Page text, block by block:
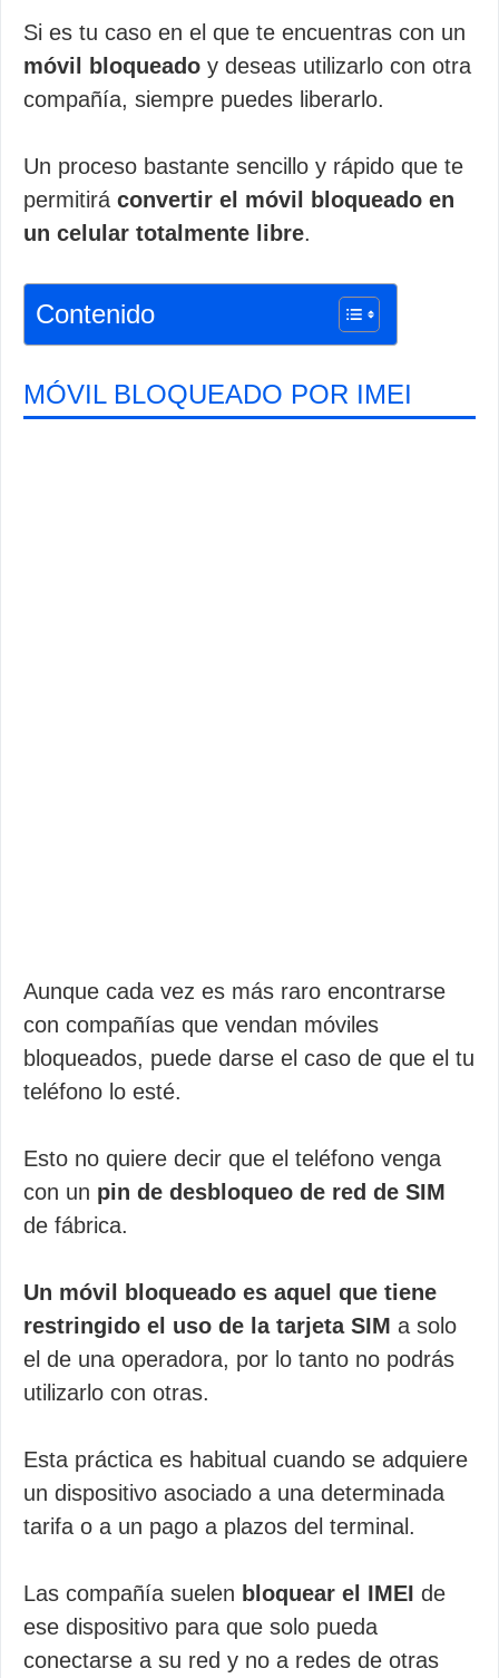
Si es tu caso en el que te encuentras con un
móvil bloqueado y deseas utilizarlo con otra
compañía, siempre puedes liberarlo.
Un proceso bastante sencillo y rápido que te
permitirá convertir el móvil bloqueado en
un celular totalmente libre.
Contenido
MÓVIL BLOQUEADO POR IMEI
Aunque cada vez es más raro encontrarse
con compañías que vendan móviles
bloqueados, puede darse el caso de que el tu
teléfono lo esté.
Esto no quiere decir que el teléfono venga
con un pin de desbloqueo de red de SIM
de fábrica.
Un móvil bloqueado es aquel que tiene
restringido el uso de la tarjeta SIM a solo
el de una operadora, por lo tanto no podrás
utilizarlo con otras.
Esta práctica es habitual cuando se adquiere
un dispositivo asociado a una determinada
tarifa o a un pago a plazos del terminal.
Las compañía suelen bloquear el IMEI de
ese dispositivo para que solo pueda
conectarse a su red y no a redes de otras